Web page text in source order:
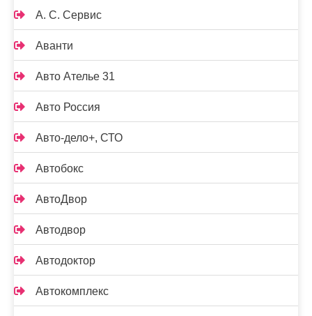
А. С. Сервис
Аванти
Авто Ателье 31
Авто Россия
Авто-дело+, СТО
Автобокс
АвтоДвор
Автодвор
Автодоктор
Автокомплекс